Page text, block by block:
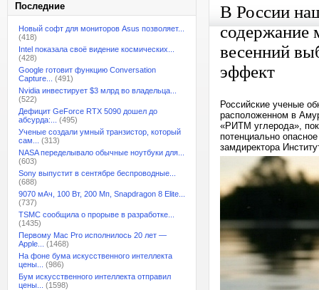
Последние
Новый софт для мониторов Asus позволяет...
(418)
Intel показала своё видение космических...
(428)
Google готовит функцию Conversation
Capture...
(491)
Nvidia инвестирует $3 млрд во владельца...
(522)
Дефицит GeForce RTX 5090 дошел до
абсурда:...
(495)
Ученые создали умный транзистор, который
сам...
(313)
NASA переделывало обычные ноутбуки для...
(603)
Sony выпустит в сентябре беспроводные...
(688)
9070 мАч, 100 Вт, 200 Мп, Snapdragon 8 Elite...
(737)
TSMC сообщила о прорыве в разработке...
(1435)
Первому Mac Pro исполнилось 20 лет —
Apple...
(1468)
На фоне бума искусственного интеллекта
цены...
(986)
Бум искусственного интеллекта отправил
цены...
(1598)
В России
содержание
весенний
эффект
Российские ученые
расположенном в
«РИТМ углерода»,
потенциально
замдиректора